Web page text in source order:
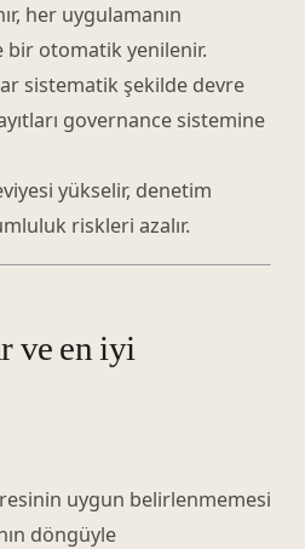
her uygulamanın
bir otomatik yenilenir.
sistematik şekilde devre
governance sistemine
yükselir, denetim
riskleri azalır.
ve en iyi
uygun belirlenmemesi
döngüyle